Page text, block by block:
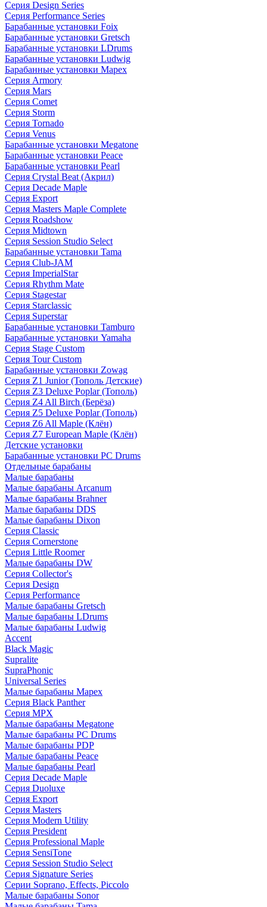
Серия Design Series
Серия Performance Series
Барабанные установки Foix
Барабанные установки Gretsch
Барабанные установки LDrums
Барабанные установки Ludwig
Барабанные установки Mapex
Серия Armory
Серия Mars
Серия Comet
Серия Storm
Серия Tornado
Серия Venus
Барабанные установки Megatone
Барабанные установки Peace
Барабанные установки Pearl
Серия Crystal Beat (Акрил)
Серия Decade Maple
Серия Export
Серия Masters Maple Complete
Серия Roadshow
Серия Midtown
Серия Session Studio Select
Барабанные установки Tama
Серия Club-JAM
Серия ImperialStar
Серия Rhythm Mate
Серия Stagestar
Серия Starclassic
Серия Superstar
Барабанные установки Tamburo
Барабанные установки Yamaha
Серия Stage Custom
Серия Tour Custom
Барабанные установки Zowag
Серия Z1 Junior (Тополь Детские)
Серия Z3 Deluxe Poplar (Тополь)
Серия Z4 All Birch (Берёза)
Серия Z5 Deluxe Poplar (Тополь)
Серия Z6 All Maple (Клён)
Серия Z7 European Maple (Клён)
Детские установки
Барабанные установки PC Drums
Отдельные барабаны
Малые барабаны
Малые барабаны Arcanum
Малые барабаны Brahner
Малые барабаны DDS
Малые барабаны Dixon
Серия Classic
Серия Cornerstone
Серия Little Roomer
Малые барабаны DW
Серия Collector's
Серия Design
Серия Performance
Малые барабаны Gretsch
Малые барабаны LDrums
Малые барабаны Ludwig
Accent
Black Magic
Supralite
SupraPhonic
Universal Series
Малые барабаны Mapex
Серия Black Panther
Серия MPX
Малые барабаны Megatone
Малые барабаны PC Drums
Малые барабаны PDP
Малые барабаны Peace
Малые барабаны Pearl
Серия Decade Maple
Серия Duoluxe
Серия Export
Серия Masters
Серия Modern Utility
Серия President
Серия Professional Maple
Серия SensiTone
Серия Session Studio Select
Серия Signature Series
Серии Soprano, Effects, Piccolo
Малые барабаны Sonor